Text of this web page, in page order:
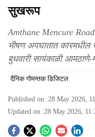
सुखरूप
Amthane Mencure
भीषण अपघातात
बुधवारी सायंकाळी
दैनिक गोमन्तक डिजिटल
Published on :28 May 2026,
Updated on :28 May 2026,